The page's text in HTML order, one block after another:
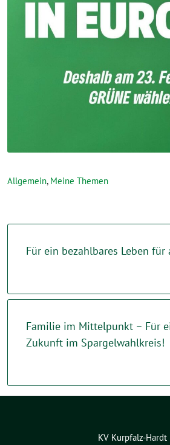
Allgemein, Meine Themen
Für ein bezahlbares Leben für
Familie im Mittelpunkt – Für
Zukunft im Spargelwahlkreis!
KV Kurpfalz-Hardt